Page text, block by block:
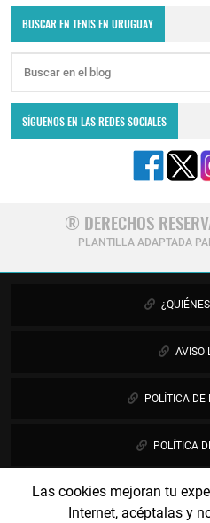
Las cookies mejoran tu
Internet, acéptalas y
BUSCAR EN TENIS EN URUGUAY
SÍGUENOS EN LAS REDES SOCIALES
® DERECHOS
PLANTILLA ADAPTADA
AVISO
POLÍTICA
POLÍTICA